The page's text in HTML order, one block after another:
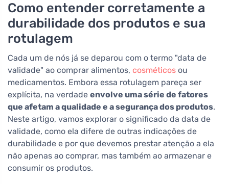
Como entender corretamente a
durabilidade dos produtos e sua
rotulagem
Cada um de nós já se deparou com o termo "data de
validade" ao comprar alimentos, cosméticos ou
medicamentos. Embora essa rotulagem pareça ser
explícita, na verdade envolve uma série de fatores
que afetam a qualidade e a segurança dos produtos.
Neste artigo, vamos explorar o significado da data de
validade, como ela difere de outras indicações de
durabilidade e por que devemos prestar atenção a ela
não apenas ao comprar, mas também ao armazenar e
consumir os produtos.